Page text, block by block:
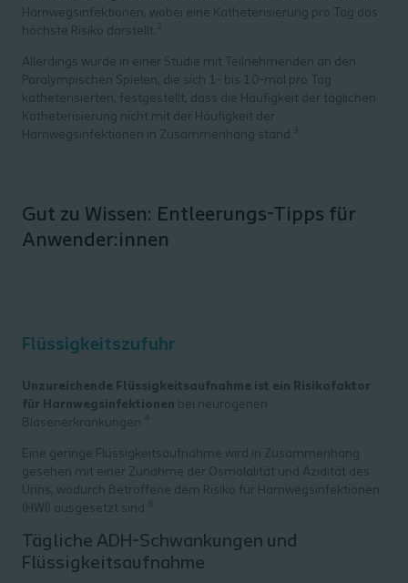
Harnwegsinfektionen, wobei eine Katheterisierung pro Tag das
höchste Risiko darstellt. 2
Allerdings wurde in einer Studie mit Teilnehmenden an den
Paralympischen Spielen, die sich 1- bis 10-mal pro Tag
katheterisierten, festgestellt, dass die Häufigkeit der täglichen
Katheterisierung nicht mit der Häufigkeit der
Harnwegsinfektionen in Zusammenhang stand.
3
Gut zu Wissen: Entleerungs-Tipps für
Anwender:innen
Flüssigkeitszufuhr
Unzureichende Flüssigkeitsaufnahme ist ein Risikofaktor
für Harnwegsinfektionen bei neurogenen
Blasenerkrankungen.
4
Eine geringe Flüssigkeitsaufnahme wird in Zusammenhang
gesehen mit einer Zunahme der Osmolalität und Azidität des
Urins, wodurch Betroffene dem Risiko für Harnwegsinfektionen
(HWI) ausgesetzt sind. 6
Tägliche ADH-Schwankungen und
Flüssigkeitsaufnahme